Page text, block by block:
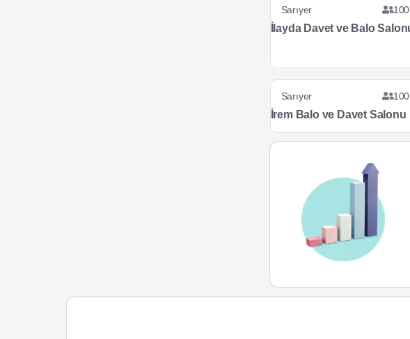
Sarıyer
İlayda Davet ve Balo
Sarıyer
İrem Balo ve Davet Salonu